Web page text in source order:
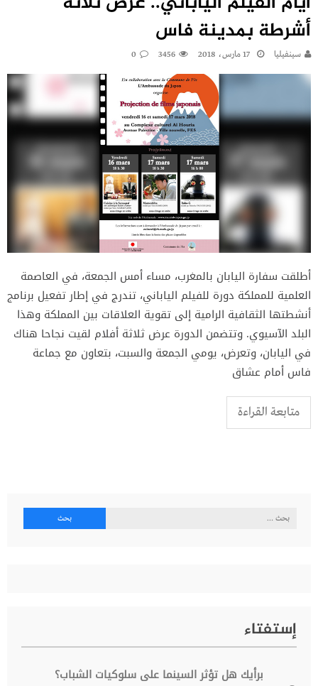
أشرطة بمدينة فاس
سينفيليا 17 مارس، 2018 3456
0
أطلقت سفارة اليابان بالمغرب، مساء أمس الجمعة، في العاصمة
العلمية للمملكة دورة للفيلم الياباني، تندرج في إطار تفعيل برنامج
أنشطتها الثقافية الرامية إلى تقوية العلاقات بين المملكة وهذا
البلد الآسيوي. وتتضمن الدورة عرض ثلاثة أفلام لقيت نجاحا هناك
في اليابان، وتعرض، يومي الجمعة والسبت، بتعاون مع جماعة
فاس أمام عشاق
متابعة القراءة
البحث
إستفتاء
برأيك هل تؤثر السينما على سلوكيات الشباب؟